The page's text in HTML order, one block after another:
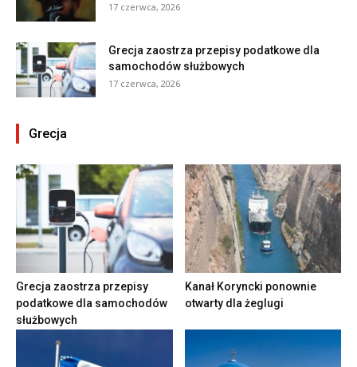
17 czerwca, 2026
Grecja zaostrza przepisy podatkowe dla
samochodów służbowych
17 czerwca, 2026
Grecja
Grecja zaostrza przepisy
podatkowe dla samochodów
służbowych
Kanał Koryncki ponownie
otwarty dla żeglugi